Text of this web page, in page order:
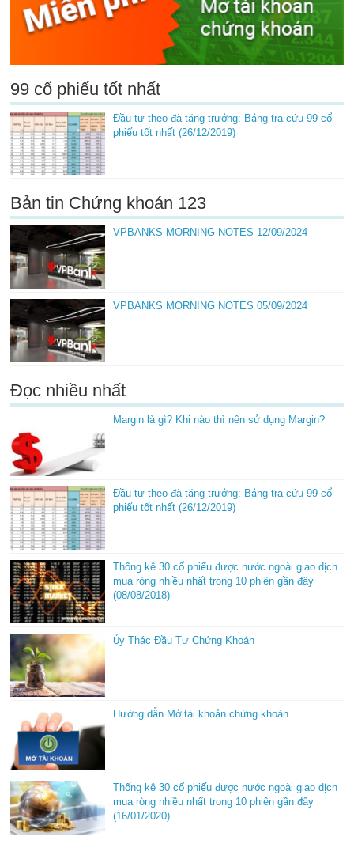
99 cổ phiếu tốt nhất
Đầu tư theo đà tăng trưởng: Bảng tra cứu 99 cổ
phiếu tốt nhất (26/12/2019)
Bản tin Chứng khoán 123
VPBANKS MORNING NOTES 12/09/2024
VPBANKS MORNING NOTES 05/09/2024
Đọc nhiều nhất
Margin là gì? Khi nào thì nên sử dụng Margin?
Đầu tư theo đà tăng trưởng: Bảng tra cứu 99 cổ
phiếu tốt nhất (26/12/2019)
Thống kê 30 cổ phiếu được nước ngoài giao dịch
mua ròng nhiều nhất trong 10 phiên gần đây
(08/08/2018)
Ủy Thác Đầu Tư Chứng Khoán
Hướng dẫn Mở tài khoản chứng khoán
Thống kê 30 cổ phiếu được nước ngoài giao dịch
mua ròng nhiều nhất trong 10 phiên gần đây
(16/01/2020)